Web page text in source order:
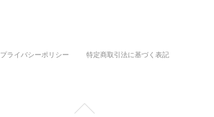
プライバシーポリシー 特定商取引法に基づく表記